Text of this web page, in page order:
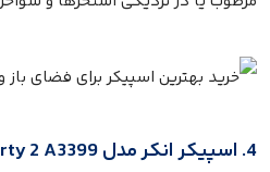
4. اسپیکر انکر مدل Soundcore Rave Party 2 A3399